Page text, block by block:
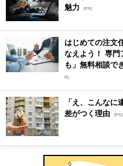
魅力
[PR]
はじめての注文
なえよう！ 専門
も」無料相談で
R]
「え、こんなに
差がつく理由 [PR]